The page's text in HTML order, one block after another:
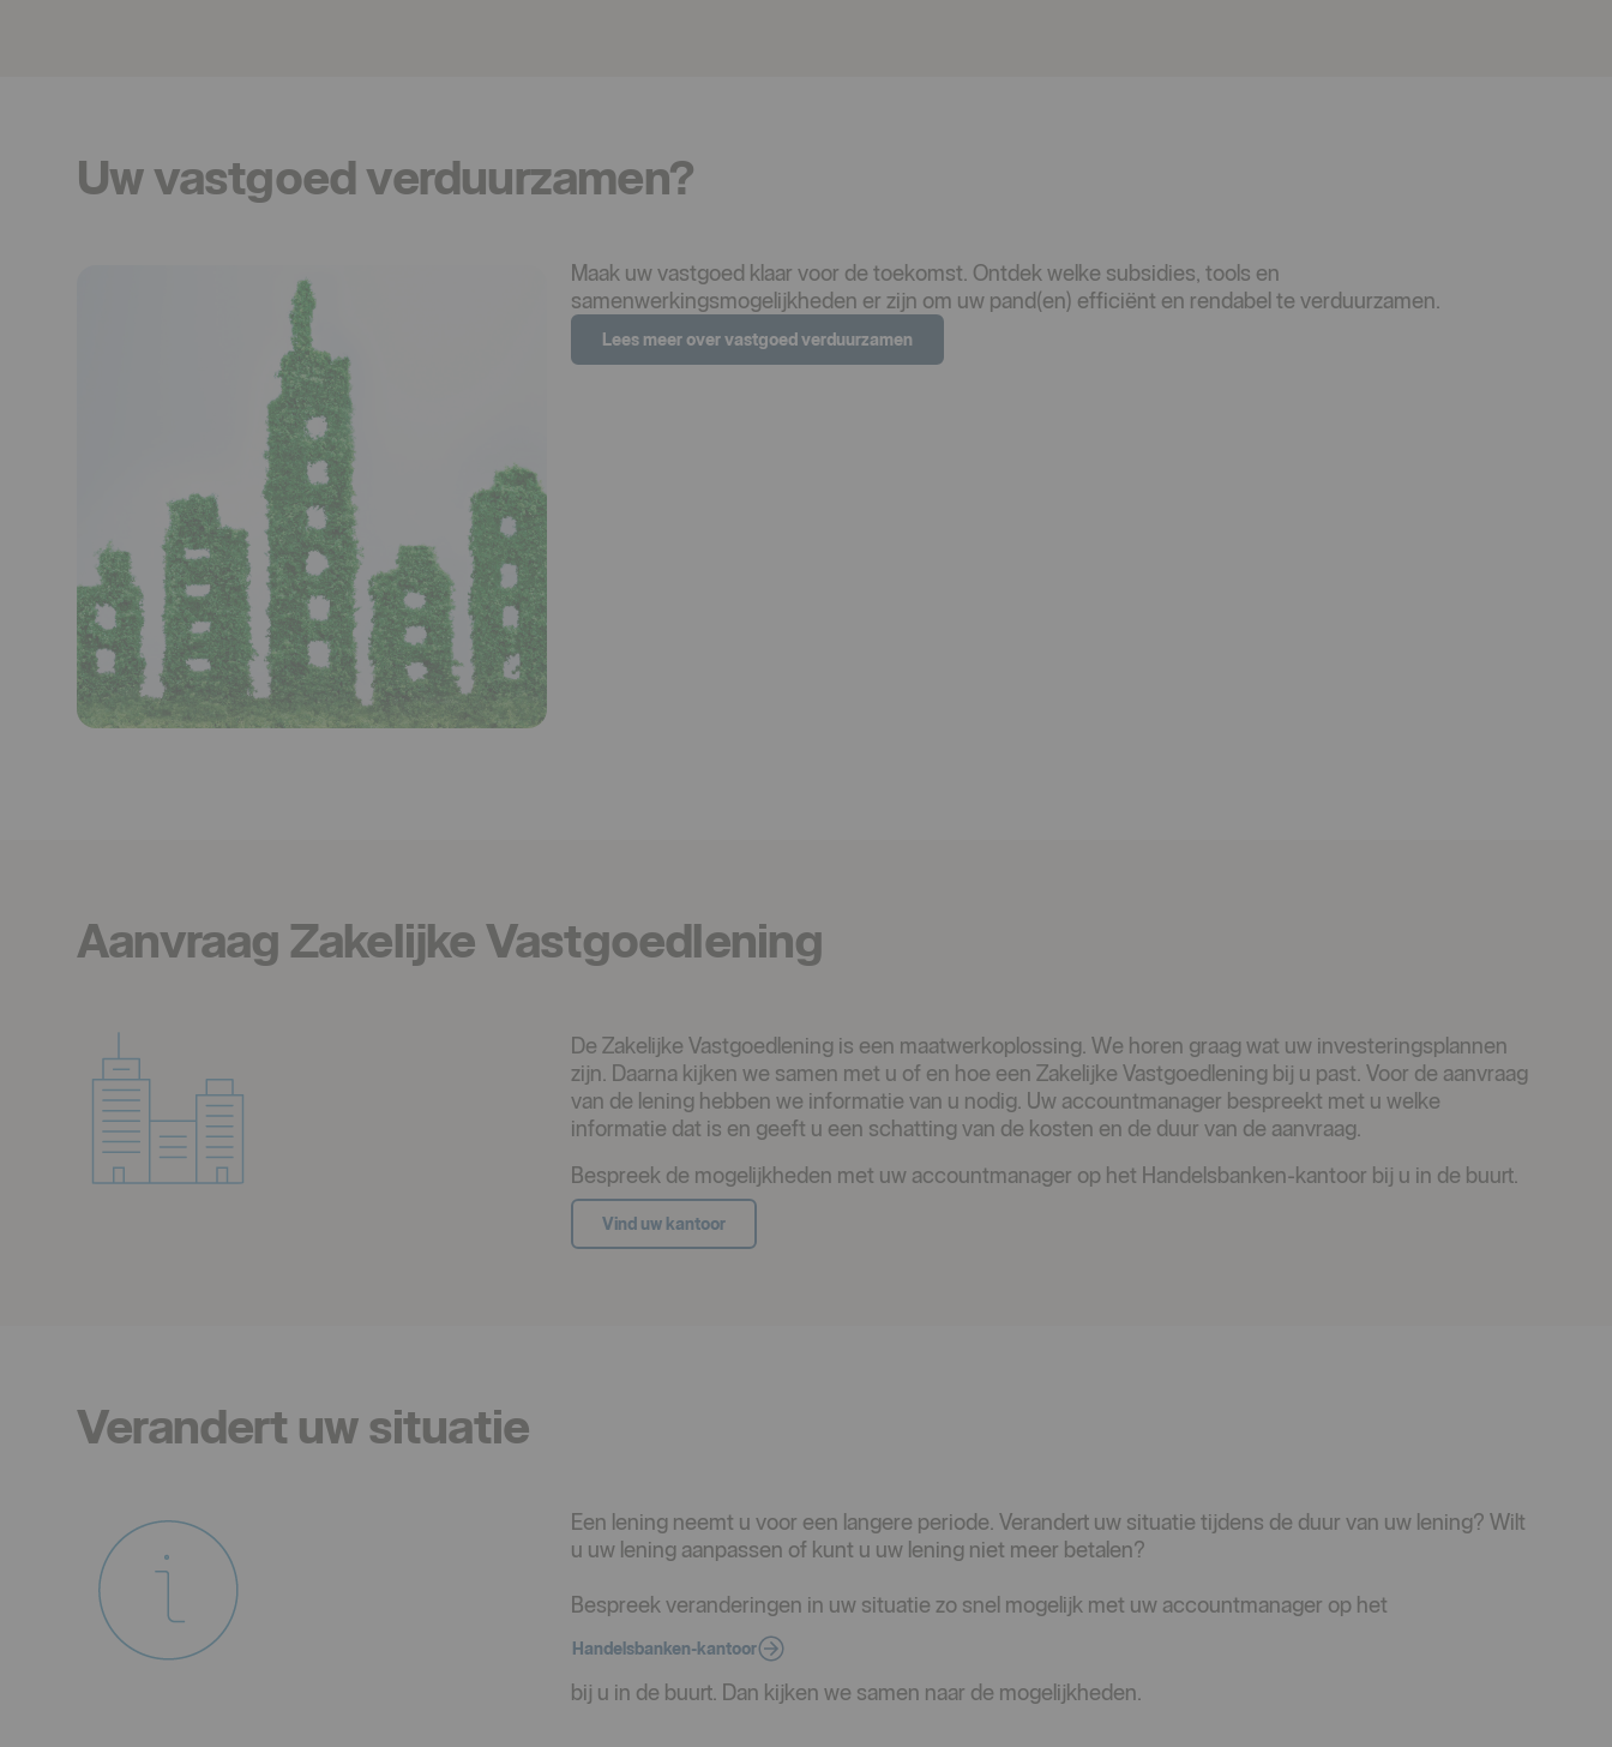
Uw vastgoed verduurzamen?
Maak uw vastgoed klaar voor de toekomst. Ontdek welke subsidies, tools en
samenwerkingsmogelijkheden er zijn om uw pand(en) efficiënt en rendabel te verduurzamen.
Lees meer over vastgoed verduurzamen
Aanvraag Zakelijke Vastgoedlening
De Zakelijke Vastgoedlening is een maatwerkoplossing. We horen graag wat uw investeringsplannen
zijn. Daarna kijken we samen met u of en hoe een Zakelijke Vastgoedlening bij u past. Voor de aanvraag
van de lening hebben we informatie van u nodig. Uw accountmanager bespreekt met u welke
informatie dat is en geeft u een schatting van de kosten en de duur van de aanvraag.
Bespreek de mogelijkheden met uw accountmanager op het Handelsbanken-kantoor bij u in de buurt.
Vind uw kantoor
Verandert uw situatie
Een lening neemt u voor een langere periode. Verandert uw situatie tijdens de duur van uw lening? Wilt
u uw lening aanpassen of kunt u uw lening niet meer betalen?
Bespreek veranderingen in uw situatie zo snel mogelijk met uw accountmanager op het
Handelsbanken-kantoor
bij u in de buurt. Dan kijken we samen naar de mogelijkheden.